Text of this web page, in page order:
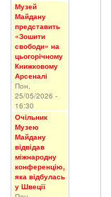
Музей
Майдану
представить
«Зошити
свободи» на
цьогорічному
Книжковому
Арсеналі
Пон,
25/05/2026 -
16:30
Очільник
Музею
Майдану
відвідав
міжнародну
конференцію,
яка відбулась
у Швеції